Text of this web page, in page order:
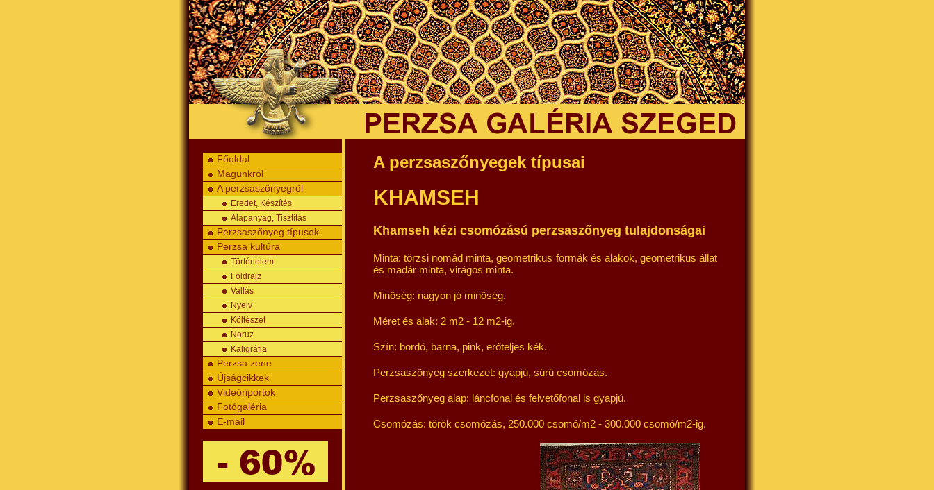
Főoldal
Magunkról
A perzsaszőnyegről
Eredet, Készítés
Alapanyag, Tisztítás
Perzsaszőnyeg típusok
Perzsa kultúra
Történelem
Földrajz
Vallás
Nyelv
Költészet
Noruz
Kaligráfia
Perzsa zene
Újságcikkek
Videóriportok
Fotógaléria
E-mail
A perzsaszőnyegek típusai
KHAMSEH
Khamseh kézi csomózású perzsaszőnyeg tulajdonságai
Minta: törzsi nomád minta, geometrikus formák és alakok, geometrikus állat
és madár minta, virágos minta.
Minőség: nagyon jó minőség.
Méret és alak: 2 m2 - 12 m2-ig.
Szín: bordó, barna, pink, erőteljes kék.
Perzsaszőnyeg szerkezet: gyapjú, sűrű csomózás.
Perzsaszőnyeg alap: láncfonal és felvetőfonal is gyapjú.
Csomózás: török csomózás, 250.000 csomó/m2 - 300.000 csomó/m2-ig.